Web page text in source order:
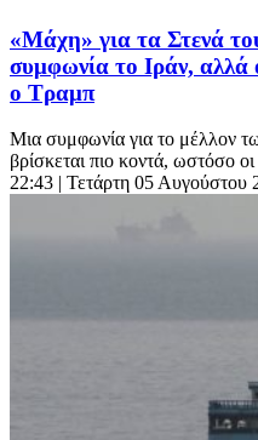
«Μάχη» για τα Στενά
συμφωνία το Ιράν, αλλά
ο Τραμπ
Μια συμφωνία για το μέλλον
βρίσκεται πιο κοντά, ωστόσο
22:43 | Τετάρτη 05 Αυγούστου